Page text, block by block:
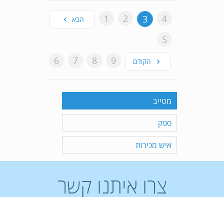
הבא 1 2 3
4
5
6
7 8 9 הקודם
מטייב
ספק
איש מכירות
צרו איתנו קשר